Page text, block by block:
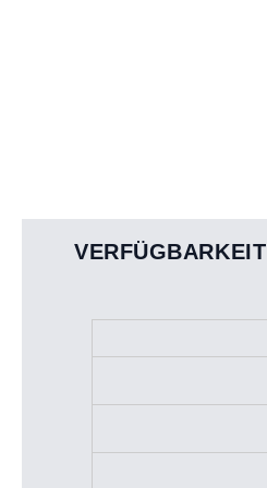
VERFÜGBARKEIT